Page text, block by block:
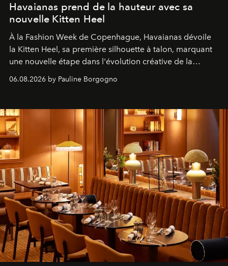
Havaianas prend de la hauteur avec sa
nouvelle Kitten Heel
À la Fashion Week de Copenhague, Havaianas dévoile
la Kitten Heel, sa première silhouette à talon, marquant
une nouvelle étape dans l'évolution créative de la
06.08.2026 by Pauline Borgogno